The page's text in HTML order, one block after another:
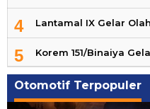
4 Lantamal IX Gelar
5 Korem 151/Binaiya
Otomotif Terpopuler